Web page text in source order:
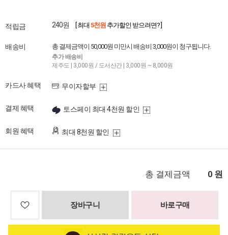
적립금 240원 [ 최대 5천원 추가할인 받으려면? ]
배송비 총 결제금액이 50,000원 미만시 배송비 3,000원이 청구됩니다.
추가 배송비
제주도 | 3,000원 / 도서산간 | 3,000원 ~ 8,000원
카드사 혜택 무이자할부
결제 혜택 토스페이 최대 4천원 할인
회원 혜택 최대 8천원 할인
총 결제금액 0 원
장바구니 바로구매